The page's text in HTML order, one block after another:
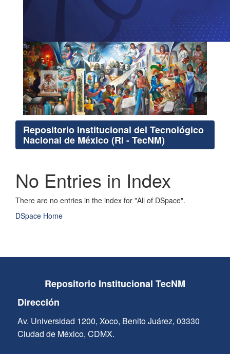
Repositorio Institucional del Tecnológico
Nacional de México (RI - TecNM)
No Entries in Index
There are no entries in the index for "All of DSpace".
DSpace Home
Repositorio Institucional TecNM
Dirección
Av. Universidad 1200, Xoco, Benito Juárez, 03330
Ciudad de México, CDMX.